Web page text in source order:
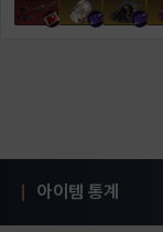
아이템 통계